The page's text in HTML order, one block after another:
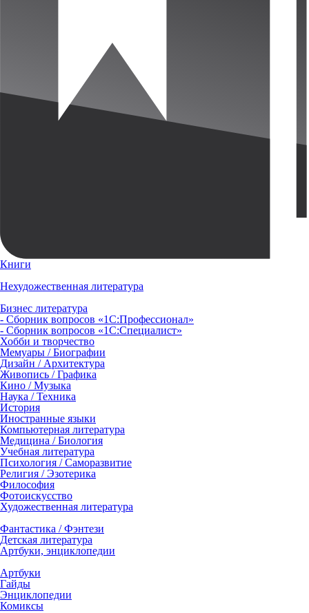
Книги
Нехудожественная литература
Бизнес литература
- Сборник вопросов «1С:Профессионал»
- Сборник вопросов «1С:Специалист»
Хобби и творчество
Мемуары / Биографии
Дизайн / Архитектура
Живопись / Графика
Кино / Музыка
Наука / Техника
История
Иностранные языки
Компьютерная литература
Медицина / Биология
Учебная литература
Психология / Саморазвитие
Религия / Эзотерика
Философия
Фотоискусство
Художественная литература
Фантастика / Фэнтези
Детская литература
Артбуки, энциклопедии
Артбуки
Гайды
Энциклопедии
Комиксы